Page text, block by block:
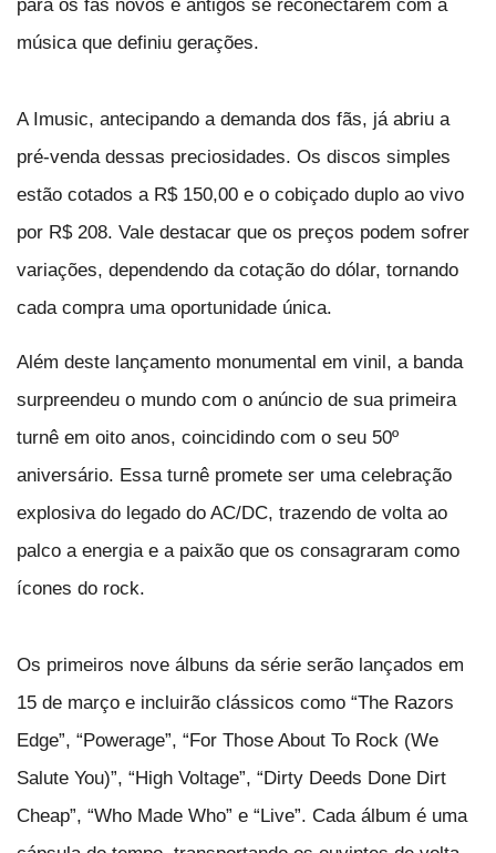
para os fãs novos e antigos se reconectarem com a
música que definiu gerações.
A Imusic, antecipando a demanda dos fãs, já abriu a
pré-venda dessas preciosidades. Os discos simples
estão cotados a R$ 150,00 e o cobiçado duplo ao vivo
por R$ 208. Vale destacar que os preços podem sofrer
variações, dependendo da cotação do dólar, tornando
cada compra uma oportunidade única.
Além deste lançamento monumental em vinil, a banda
surpreendeu o mundo com o anúncio de sua primeira
turnê em oito anos, coincidindo com o seu 50º
aniversário. Essa turnê promete ser uma celebração
explosiva do legado do AC/DC, trazendo de volta ao
palco a energia e a paixão que os consagraram como
ícones do rock.
Os primeiros nove álbuns da série serão lançados em
15 de março e incluirão clássicos como “The Razors
Edge”, “Powerage”, “For Those About To Rock (We
Salute You)”, “High Voltage”, “Dirty Deeds Done Dirt
Cheap”, “Who Made Who” e “Live”. Cada álbum é uma